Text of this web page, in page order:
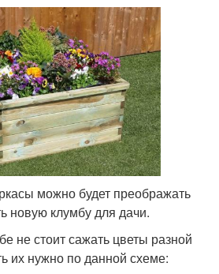
можно будет преображать
новую клумбу для дачи.
не стоит сажать цветы разной
их нужно по данной схеме: